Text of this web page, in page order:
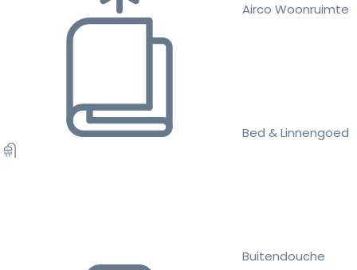
Airco Woonruimte
Bed & Linnengoed
Buitendouche